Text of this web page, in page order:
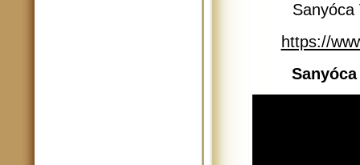
Sanyóca
https://